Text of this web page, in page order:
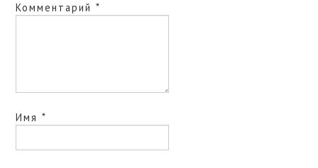
Комментарий*
Имя*